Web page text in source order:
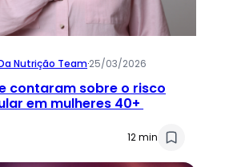
Nutrição Team·25/03/2026
contaram sobre o risco
em mulheres 40+
12 min